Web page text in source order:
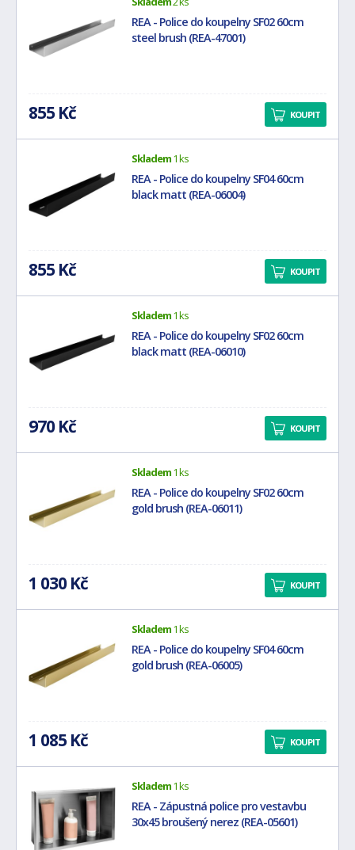
REA - Police do koupelny SF02 60cm
steel brush (REA-47001)
855 Kč KOUPIT
Skladem1 ks
REA - Police do koupelny SF04 60cm
black matt (REA-06004)
855 Kč KOUPIT
Skladem1 ks
REA - Police do koupelny SF02 60cm
black matt (REA-06010)
970 Kč KOUPIT
Skladem1 ks
REA - Police do koupelny SF02 60cm
gold brush (REA-06011)
1 030 Kč KOUPIT
Skladem1 ks
REA - Police do koupelny SF04 60cm
gold brush (REA-06005)
1 085 Kč KOUPIT
Skladem1 ks
REA - Zápustná police pro vestavbu
30x45 broušený nerez (REA-05601)